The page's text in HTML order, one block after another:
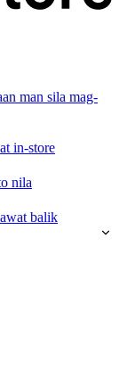
man sila mag-
in-store
nila
balik